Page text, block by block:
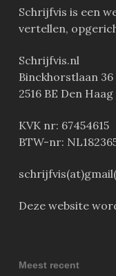
Schrijfvis is een
vertellen,
Schrijfvis.nl
Binckhorstlaan 36
2516 BE Den Haag
KVK nr: 67454615
BTW-nr:
Deze website
Meest recent